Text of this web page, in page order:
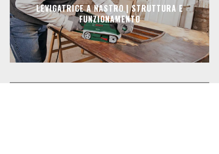
LEVIGATRICE A NASTRO | STRUTTURA E
FUNZIONAMENTO